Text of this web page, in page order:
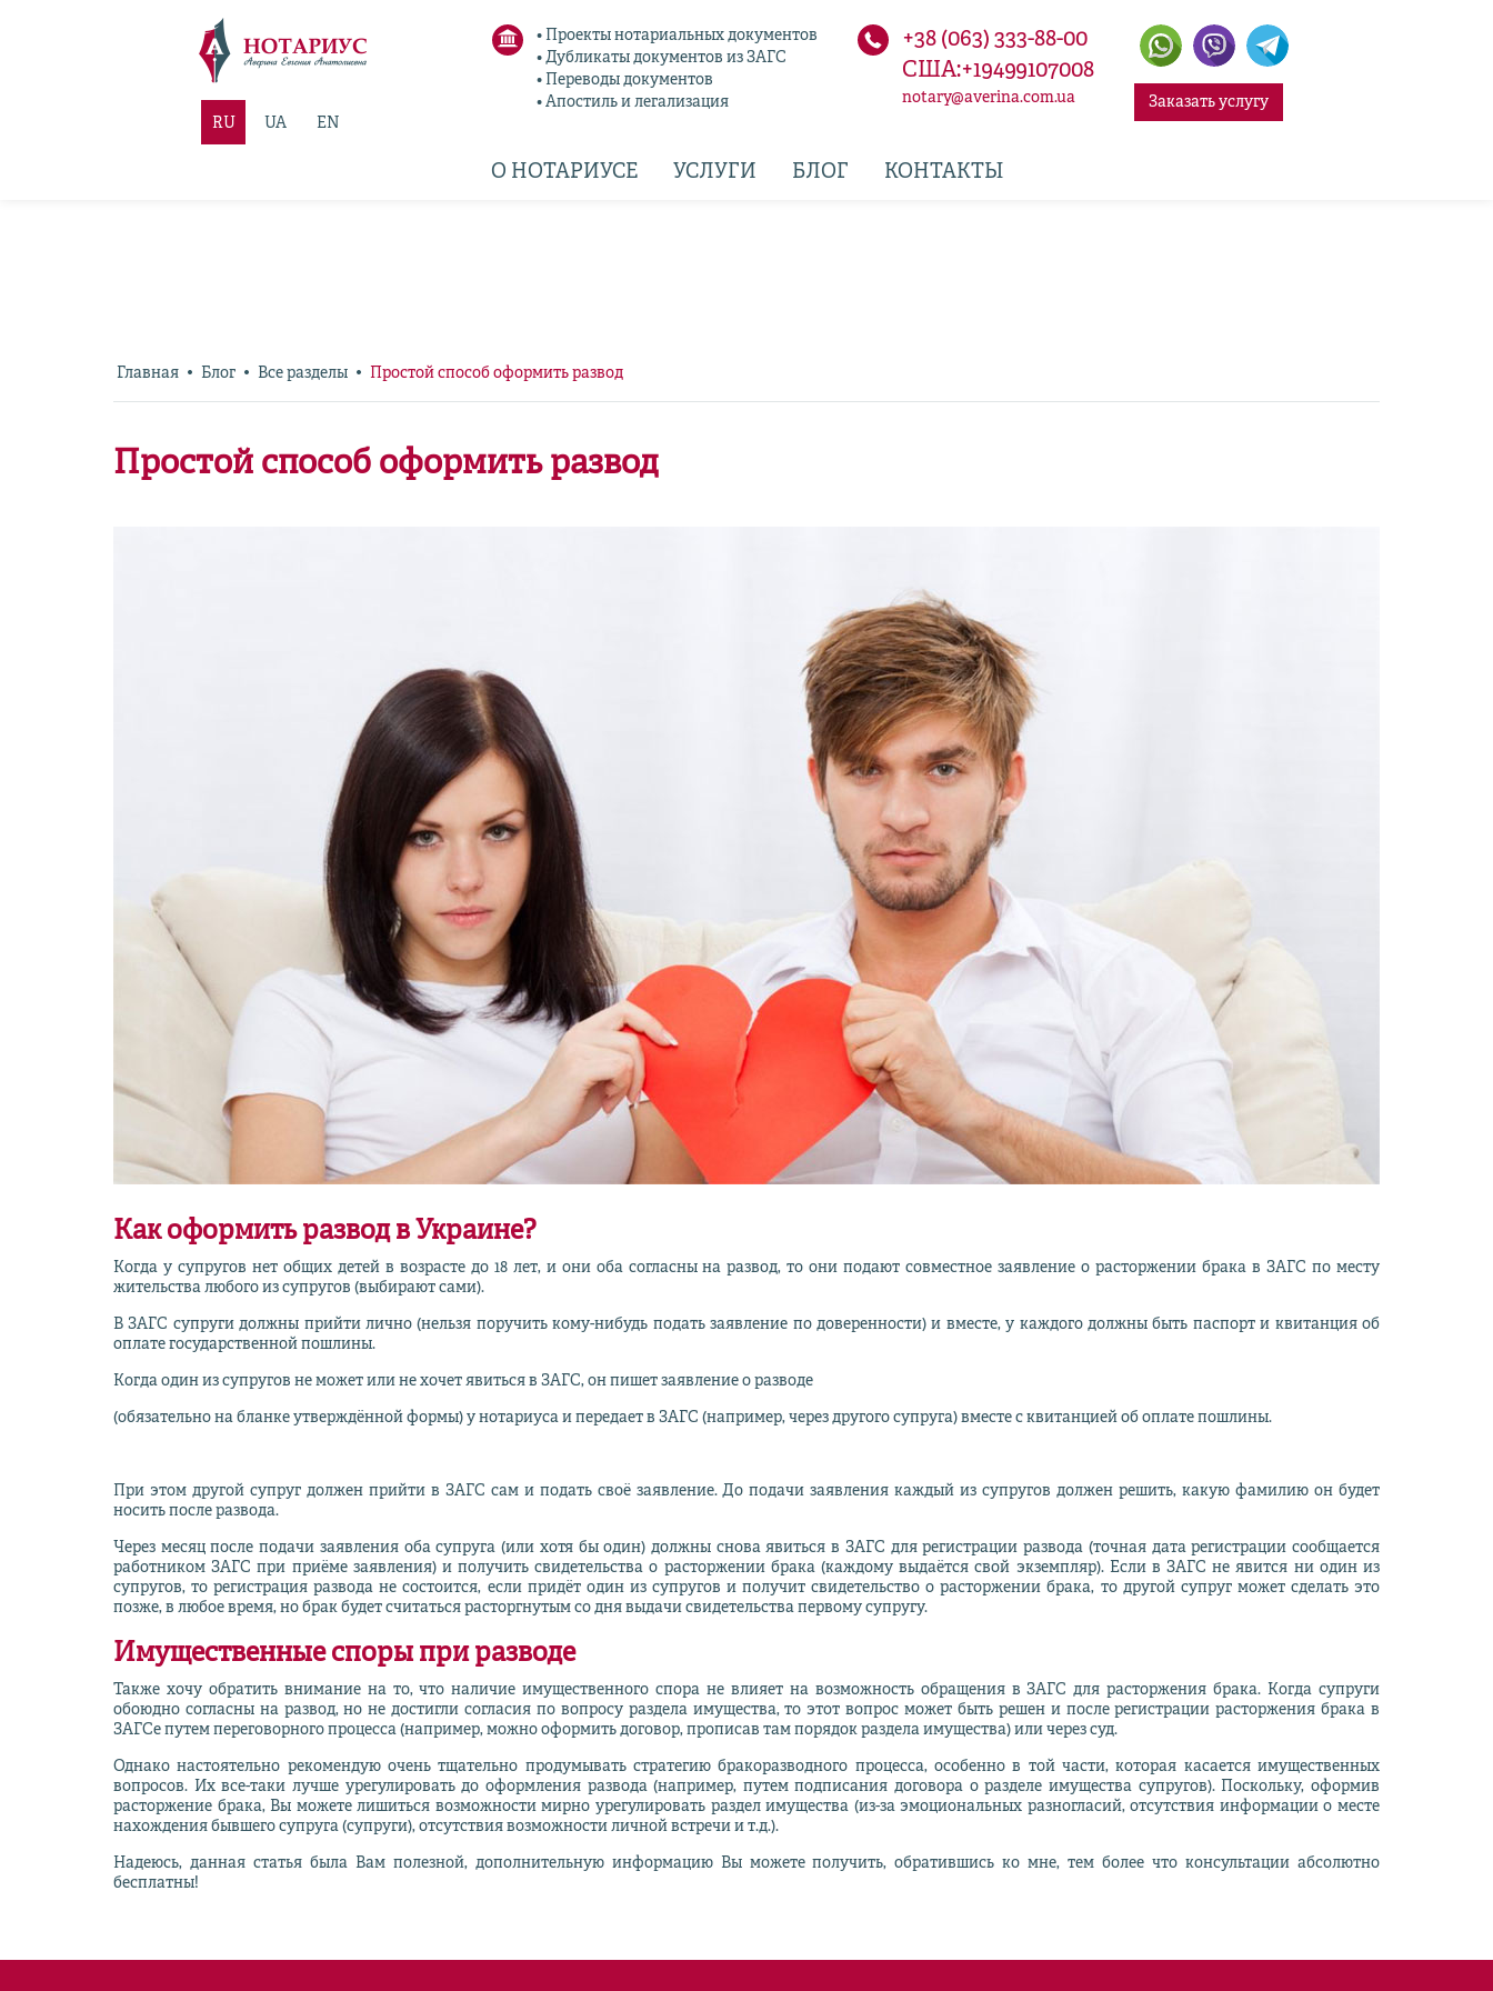
RU UA EN
• Проекты нотариальных документов
• Дубликаты документов из ЗАГС
• Переводы документов
• Апостиль и легализация
+38 (063) 333-88-00
США:+19499107008
notary@averina.com.ua Заказать услугу
О НОТАРИУСЕ УСЛУГИ БЛОГ КОНТАКТЫ
Главная Блог Все разделы Простой способ оформить развод
Простой способ оформить развод
Как оформить развод в Украине?
Когда у супругов нет общих детей в возрасте до 18 лет, и они оба согласны на развод, то они подают совместное заявление о расторжении брака в ЗАГС по месту
жительства любого из супругов (выбирают сами).
В ЗАГС супруги должны прийти лично (нельзя поручить кому-нибудь подать заявление по доверенности) и вместе, у каждого должны быть паспорт и квитанция об
оплате государственной пошлины.
Когда один из супругов не может или не хочет явиться в ЗАГС, он пишет заявление о разводе
(обязательно на бланке утверждённой формы) у нотариуса и передает в ЗАГС (например, через другого супруга) вместе с квитанцией об оплате пошлины.
При этом другой супруг должен прийти в ЗАГС сам и подать своё заявление. До подачи заявления каждый из супругов должен решить, какую фамилию он будет
носить после развода.
Через месяц после подачи заявления оба супруга (или хотя бы один) должны снова явиться в ЗАГС для регистрации развода (точная дата регистрации сообщается
работником ЗАГС при приёме заявления) и получить свидетельства о расторжении брака (каждому выдаётся свой экземпляр). Если в ЗАГС не явится ни один из
супругов, то регистрация развода не состоится, если придёт один из супругов и получит свидетельство о расторжении брака, то другой супруг может сделать это
позже, в любое время, но брак будет считаться расторгнутым со дня выдачи свидетельства первому супругу.
Имущественные споры при разводе
Также хочу обратить внимание на то, что наличие имущественного спора не влияет на возможность обращения в ЗАГС для расторжения брака. Когда супруги
обоюдно согласны на развод, но не достигли согласия по вопросу раздела имущества, то этот вопрос может быть решен и после регистрации расторжения брака в
ЗАГСе путем переговорного процесса (например, можно оформить договор, прописав там порядок раздела имущества) или через суд.
Однако настоятельно рекомендую очень тщательно продумывать стратегию бракоразводного процесса, особенно в той части, которая касается имущественных
вопросов. Их все-таки лучше урегулировать до оформления развода (например, путем подписания договора о разделе имущества супругов). Поскольку, оформив
расторжение брака, Вы можете лишиться возможности мирно урегулировать раздел имущества (из-за эмоциональных разногласий, отсутствия информации о месте
нахождения бывшего супруга (супруги), отсутствия возможности личной встречи и т.д.).
Надеюсь, данная статья была Вам полезной, дополнительную информацию Вы можете получить, обратившись ко мне, тем более что консультации абсолютно
бесплатны!